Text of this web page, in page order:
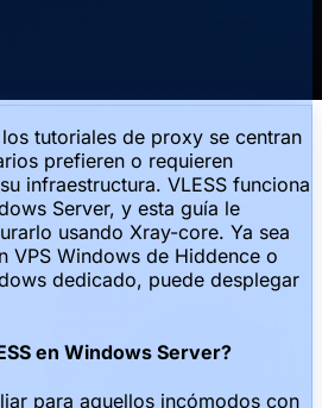
tutoriales de proxy se centran
prefieren o requieren
infraestructura. VLESS funciona
Server, y esta guía le
usando Xray-core. Ya sea
VPS Windows de Hiddence o
dedicado, puede desplegar
en Windows Server?
para aquellos incómodos con